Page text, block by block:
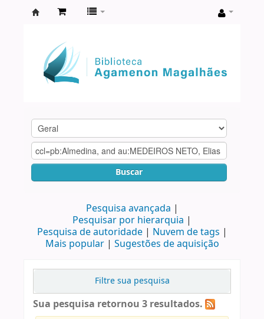
Agamenon
Magalhães
Buscar
Pesquisa avançada
Pesquisar por hierarquia
Pesquisa de autoridade
Nuvem de tags
Mais popular
Sugestões de aquisição
Filtre sua pesquisa
Sua pesquisa retornou 3 resultados.